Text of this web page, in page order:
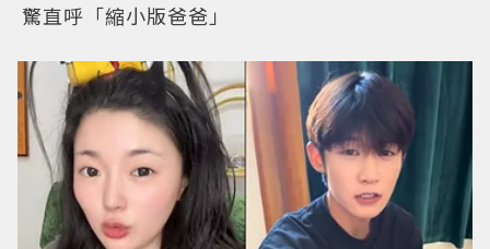
驚直呼「縮小版爸爸」